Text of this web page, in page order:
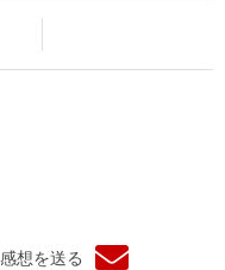
感想を送る